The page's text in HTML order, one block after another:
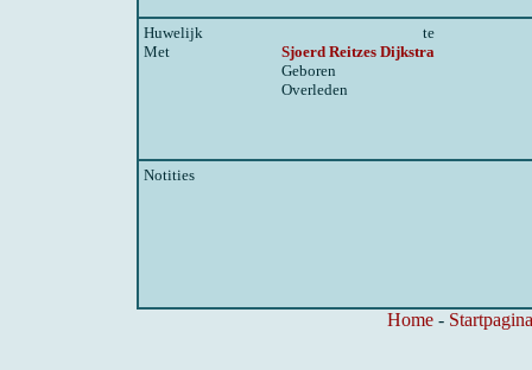
Huwelijk
te
Met
Sjoerd Reitzes Dijkstra
Geboren
Overleden
Notities
Home -